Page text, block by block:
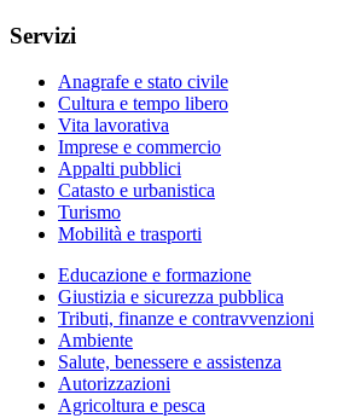
Servizi
Anagrafe e stato civile
Cultura e tempo libero
Vita lavorativa
Imprese e commercio
Appalti pubblici
Catasto e urbanistica
Turismo
Mobilità e trasporti
Educazione e formazione
Giustizia e sicurezza pubblica
Tributi, finanze e contravvenzioni
Ambiente
Salute, benessere e assistenza
Autorizzazioni
Agricoltura e pesca